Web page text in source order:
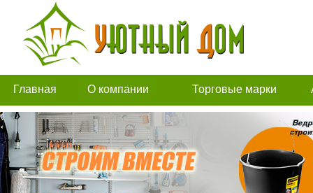
Главная О компании Торговые марки